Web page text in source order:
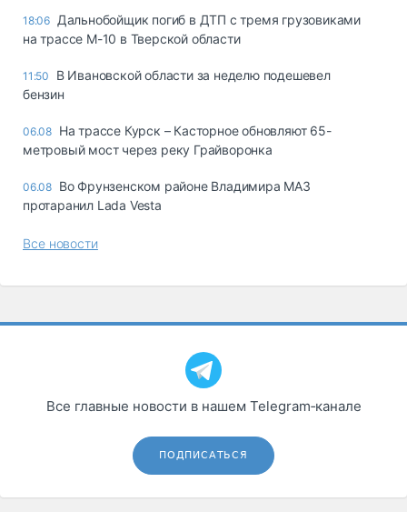
18:06 Дальнобойщик погиб в ДТП с тремя грузовиками
на трассе М-10 в Тверской области
11:50
В Ивановской области за неделю подешевел
бензин
06.08 На трассе Курск – Касторное обновляют 65-
метровый мост через реку Грайворонка
06.08 Во Фрунзенском районе Владимира МАЗ
протаранил Lada Vesta
Все новости
Все главные новости в нашем Telegram‑канале
ПОДПИСАТЬСЯ